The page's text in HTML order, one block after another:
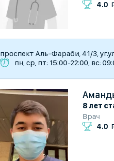
4.0
​проспект Аль-Фараби, 41/3,
пн, ср, пт: 15:00-22:00, вс:
8 лет
Врач
4.0